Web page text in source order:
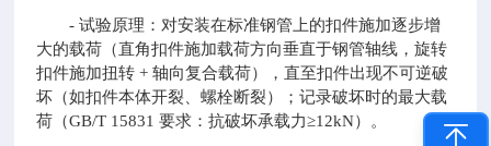
- 试验原理：对安装在标准钢管上的扣件施加逐步增
大的载荷（直角扣件施加载荷方向垂直于钢管轴线，旋转
扣件施加扭转 + 轴向复合载荷），直至扣件出现不可逆破
坏（如扣件本体开裂、螺栓断裂）；记录破坏时的最大载
荷（GB/T 15831 要求：抗破坏承载力≥12kN）。